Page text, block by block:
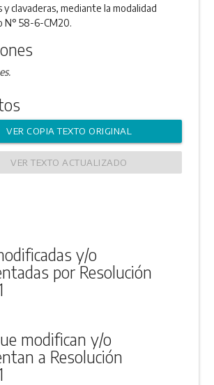
clavaderas, mediante la modalidad
N° 58-6-CM20.
VER COPIA TEXTO ORIGINAL
VER TEXTO ACTUALIZADO
y/o
por Resolución
modifican y/o
a Resolución